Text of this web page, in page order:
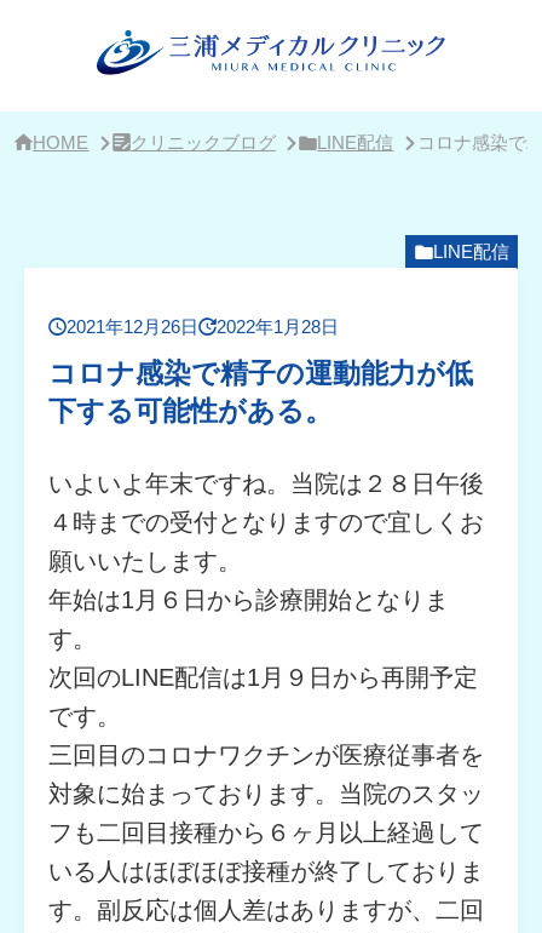
HOME クリニックブログ LINE配信 コロナ感染で
LINE配信
2021年12月26日 2022年1月28日
コロナ感染で精子の運動能力が低
下する可能性がある。
いよいよ年末ですね。当院は２８日午後
４時までの受付となりますので宜しくお
願いいたします。
年始は1月６日から診療開始となりま
す。
次回のLINE配信は1月９日から再開予定
です。
三回目のコロナワクチンが医療従事者を
対象に始まっております。当院のスタッ
フも二回目接種から６ヶ月以上経過して
いる人はほぼほぼ接種が終了しておりま
す。副反応は個人差はありますが、二回